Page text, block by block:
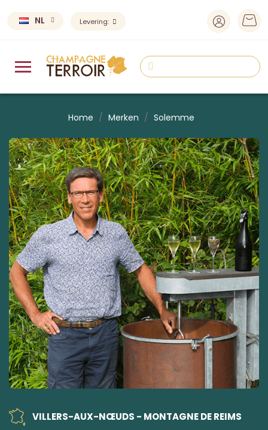
NL Levering:
Home Merken Solemme
VILLERS-AUX-NŒUDS - MONTAGNE DE REIMS